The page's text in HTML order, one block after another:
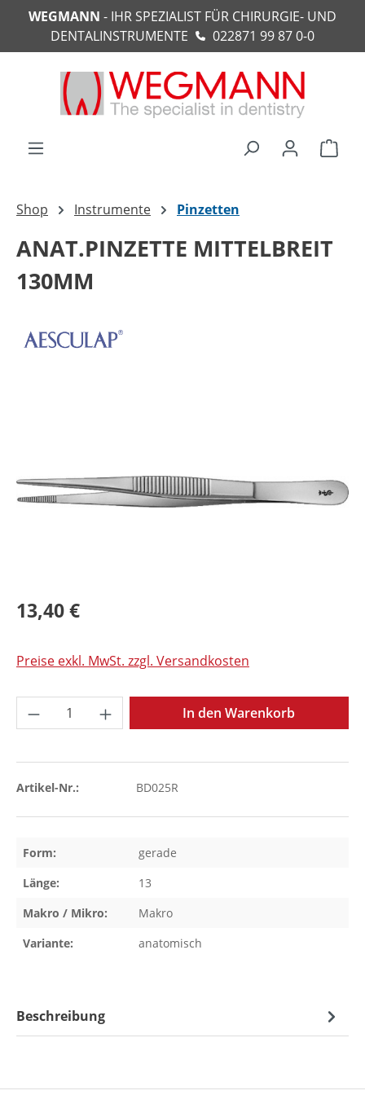
springen
WEGMANN - IHR SPEZIALIST FÜR CHIRURGIE- UND
DENTALINSTRUMENTE
022871 99 87 0-0
Shop Instrumente Pinzetten
ANAT.PINZETTE MITTELBREIT
130MM
13,40 €
Preise exkl. MwSt. zzgl. Versandkosten
Produkt Anzahl: Gib den gewünschten
In den Warenkorb
Artikel-Nr.: BD025R
Form:
gerade
Länge:
13
Makro / Mikro:
Makro
Variante:
anatomisch
Beschreibung